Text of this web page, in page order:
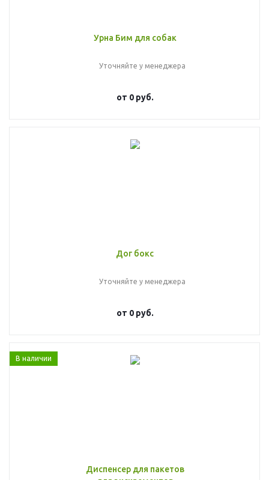
Урна Бим для собак
Уточняйте у менеджера
от 0 руб.
Дог бокс
Уточняйте у менеджера
от 0 руб.
В наличии
Диспенсер для пакетов